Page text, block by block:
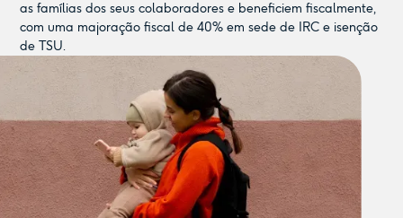
as famílias dos seus colaboradores e beneficiem fiscalmente,
com uma majoração fiscal de 40% em sede de IRC e isenção
de TSU.